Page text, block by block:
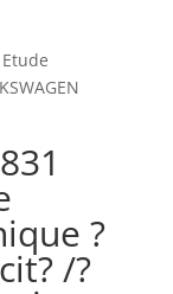
?
/?